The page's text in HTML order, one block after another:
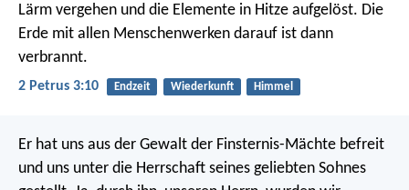
Lärm vergehen und die Elemente in Hitze aufgelöst. Die
Erde mit allen Menschenwerken darauf ist dann
verbrannt.
2 Petrus 3:10 Endzeit Wiederkunft Himmel
Er hat uns aus der Gewalt der Finsternis-Mächte befreit
und uns unter die Herrschaft seines geliebten Sohnes